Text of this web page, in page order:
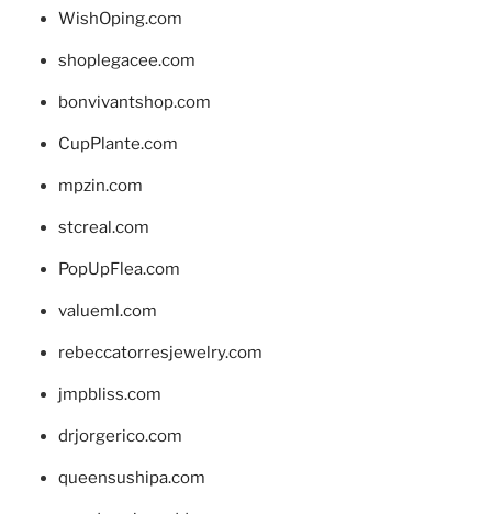
WishOping.com
shoplegacee.com
bonvivantshop.com
CupPlante.com
mpzin.com
stcreal.com
PopUpFlea.com
valueml.com
rebeccatorresjewelry.com
jmpbliss.com
drjorgerico.com
queensushipa.com